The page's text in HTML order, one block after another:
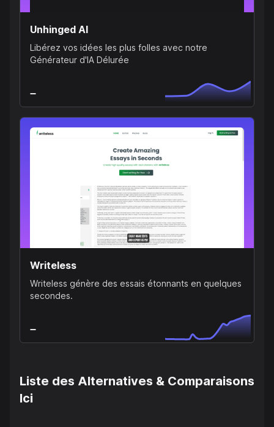
Unhinged AI
Libérez vos idées les plus folles avec notre
Générateur d'IA Délurée
Writeless
Writeless génère des essais étonnants en quelques
secondes.
Liste des Alternatives & Comparaisons
Ici